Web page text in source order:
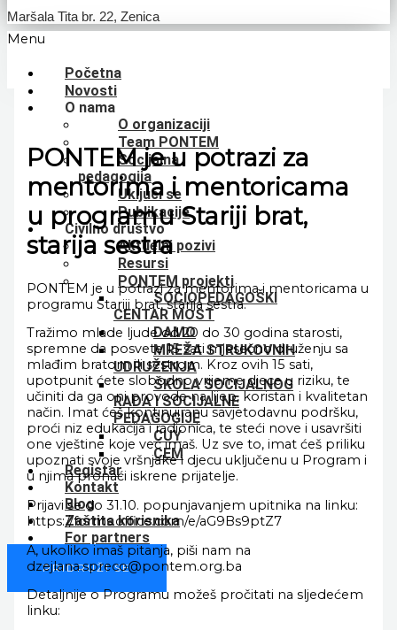
Maršala Tita br. 22, Zenica
Menu
Početna
Novosti
O nama
O organizaciji
Team PONTEM
Socijalna
pedagogija
Uključi se
Publikacije
Civilno društvo
Aktuelni pozivi
Resursi
PONTEM projekti
SOCIOPEDAGOŠKI
CENTAR MOST
DAMO
MREŽA STRUKOVNIH
UDRUŽENJA
ŠKOLA SOCIJALNOG
RADA I SOCIJALNE
PEDAGOGIJE
CUY
CEM
Registar
Kontakt
Blog
Zaštita korisnika
For partners
PRIDRUŽI SE
PONTEM je u potrazi za
mentorima i mentoricama
u programu Stariji brat,
starija sestra
PONTEM je u potrazi za mentorima i mentoricama u
programu Stariji brat, starija sestra.
Tražimo mlade ljude od 20 do 30 godina starosti,
spremne da posvete 15 sati mjesečno druženju sa
mlađim bratom ili sestrom. Kroz ovih 15 sati,
upotpunit ćete slobodno vrijeme djece u riziku, te
učiniti da ga oni provode na lijep, koristan i kvalitetan
način. Imat ćeš kontinuiranu savjetodavnu podršku,
proći niz edukacija i radionica, te steći nove i usavršiti
one vještine koje već imaš. Uz sve to, imat ćeš priliku
upoznati svoje vršnjake i djecu uključenu u Program i
u njima pronaći iskrene prijatelje.
Prijavi se do 31.10. popunjavanjem upitnika na linku:
https://forms.office.com/e/aG9Bs9ptZ7
A, ukoliko imaš pitanja, piši nam na
dzejlana.spreco@pontem.org.ba
Detaljnije o Programu možeš pročitati na sljedećem
linku: